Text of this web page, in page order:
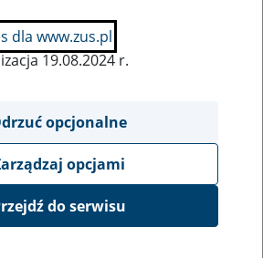
pozycje bazy
FIS IMPEX INTERNATUONAL -
dla www.zus.pl
19.08.2024 r.
opcjonalne
opcjami
do serwisu